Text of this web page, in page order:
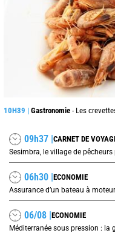
10H39 | Gastronomie - Les crevettes
09h37 |CARNET DE
Sesimbra, le village de
06h30 |ECONOMIE
06/08 |ECONOMIE